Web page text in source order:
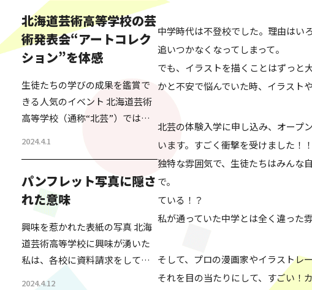
中学時代は不登校でした。理由はい
追いつかなくなってしまって。
でも、イラストを描くことはずっと
かと不安で悩んでいた時、イラスト
北芸の体験入学に申し込み、オープ
います。すごく衝撃を受けました！！
独特な雰囲気で、生徒たちはみんな
で。 そして、生徒と
ている！？
私が通っていた中学とは全く違った
そして、プロの漫画家やイラストレ
それを目の当たりにして、すごい！
ど20年くらい前のこと。 北海道
で高校の資格が取れる学校の特
区ができるということで、その
特区を活用して、北海道芸術高
だった。 その話を人づてに聞い
た私は、単に高卒の資格を欲し
い人が通信制で簡単に資格を取
得する仕組みで、日本の過…
北海道芸術高等学校の芸
術発表会“アートコレク
ション”を体感
生徒たちの学びの成果を鑑賞で
きる人気のイベント 北海道芸術
高等学校（通称“北芸”）では、
を毎年行っている。 生徒・保護
者・これから受験を考えている
方・生徒の母校の先生など、幅
広い方が生徒の様子を見に来ら
れる発表会である。2,000人ほど
収容できるホールが、毎年満員
になる人気のイベントだ。 その
2024.4.1
パンフレット写真に隠さ
れた意味
興味を惹かれた表紙の写真 北海
道芸術高等学校に興味が湧いた
私は、各校に資料請求をしてみ
2024.4.12